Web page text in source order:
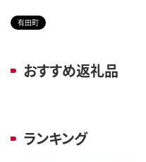
有田町
おすすめ返礼品
ランキング